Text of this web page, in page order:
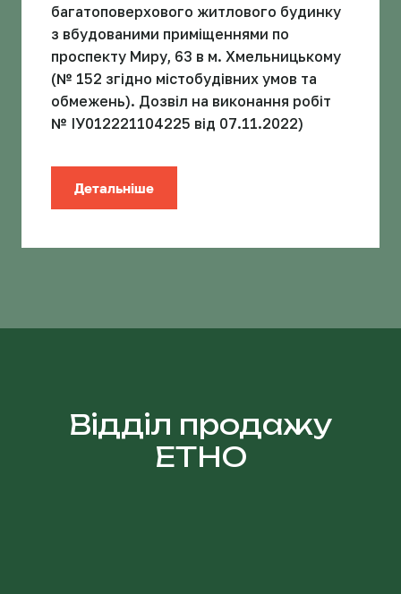
багатоповерхового житлового будинку
з вбудованими приміщеннями по
проспекту Миру, 63 в м. Хмельницькому
(№ 152 згідно містобудівних умов та
обмежень). Дозвіл на виконання робіт
№ ІУ012221104225 від 07.11.2022)
Детальніше
Відділ продажу
ЕТНО